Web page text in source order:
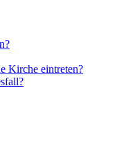
Kirche eintreten?